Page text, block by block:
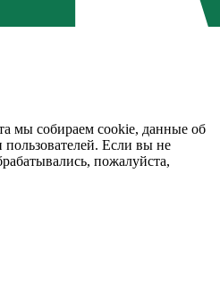
мы собираем cookie, данные об
Если вы не
пожалуйста,